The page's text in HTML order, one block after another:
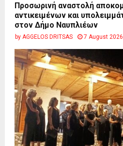
Προσωρινή αναστολή
αντικειμένων και
στον Δήμο Ναυπλιέων
by AGGELOS DRITSAS 7 August 2026